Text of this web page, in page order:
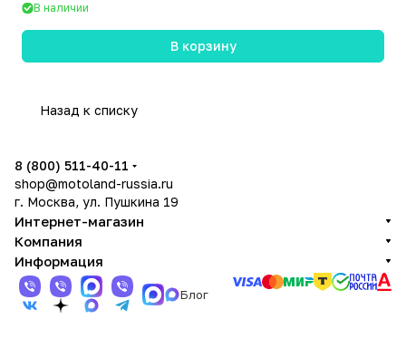
В наличии
В корзину
Назад к списку
8 (800) 511-40-11
shop@motoland-russia.ru
г. Москва, ул. Пушкина 19
Интернет-магазин
Компания
Информация
Блог